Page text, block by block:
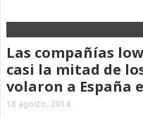
Las compañías
casi la mitad de
volaron a España
18 agosto, 2014